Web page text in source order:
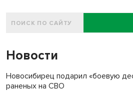
Новости
Новосибирец подарил «боевую
раненых на СВО